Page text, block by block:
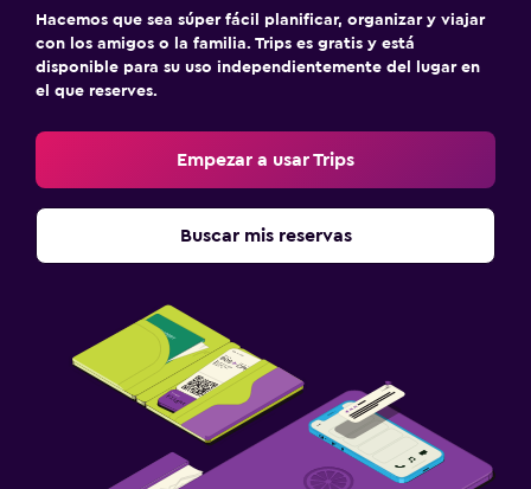
Hacemos que sea súper fácil planificar, organizar y viajar
con los amigos o la familia. Trips es gratis y está
disponible para su uso independientemente del lugar en
el que reserves.
Empezar a usar Trips
Buscar mis reservas